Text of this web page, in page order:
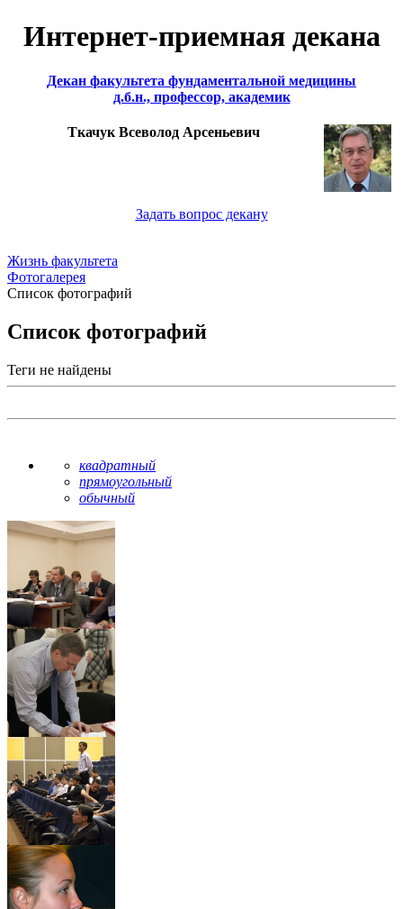
Интернет-приемная декана
Декан факультета фундаментальной медицины
д.б.н., профессор, академик
Ткачук Всеволод Арсеньевич
Задать вопрос декану
Жизнь факультета
Фотогалерея
Список фотографий
Список фотографий
Теги не найдены
квадратный
прямоугольный
обычный